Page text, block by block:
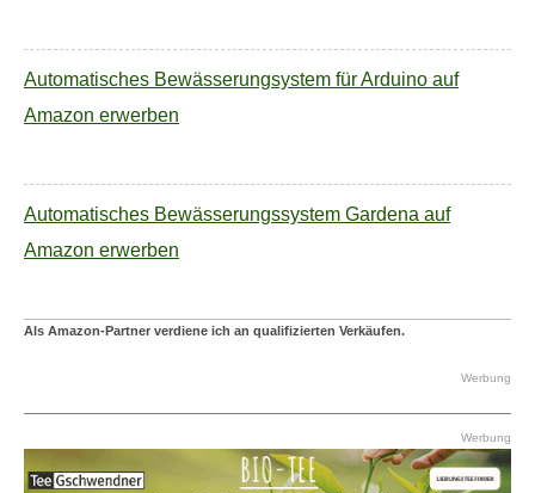
Automatisches Bewässerungsystem für Arduino auf
Amazon erwerben
Automatisches Bewässerungssystem Gardena auf
Amazon erwerben
Als Amazon-Partner verdiene ich an qualifizierten Verkäufen.
Werbung
Werbung